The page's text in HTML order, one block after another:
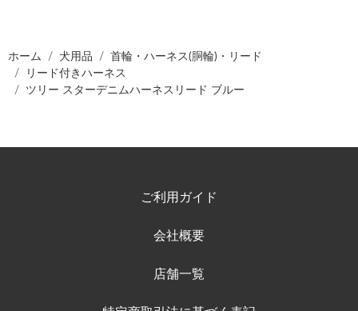
ホーム 犬用品
首輪・ハーネス(胴輪)・リード
リード付きハーネス
ツリー スターデニムハーネスリード ブルー
ご利用ガイド
会社概要
店舗一覧